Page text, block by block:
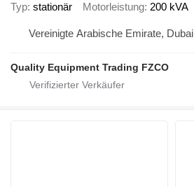
Typ stationär Motorleistung 200 kVA
Vereinigte Arabische Emirate, Dubai
Quality Equipment Trading FZCO